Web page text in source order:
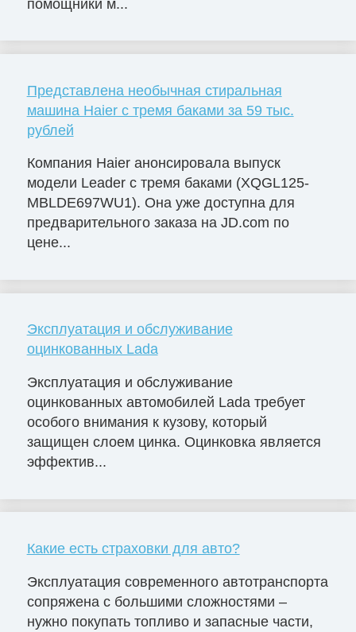
помощники м...
Представлена необычная стиральная
машина Haier с тремя баками за 59 тыс.
рублей
Компания Haier анонсировала выпуск
модели Leader с тремя баками (XQGL125-
MBLDE697WU1). Она уже доступна для
предварительного заказа на JD.com по
цене...
Эксплуатация и обслуживание
оцинкованных Lada
Эксплуатация и обслуживание
оцинкованных автомобилей Lada требует
особого внимания к кузову, который
защищен слоем цинка. Оцинковка является
эффектив...
Какие есть страховки для авто?
Эксплуатация современного автотранспорта
сопряжена с большими сложностями –
нужно покупать топливо и запасные части,